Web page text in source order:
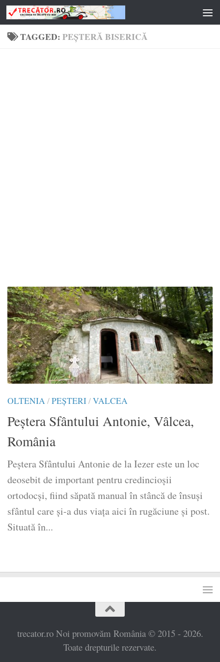
Skip to content
TAGGED:PEȘTERĂ BISERICĂ
OLTENIA/PEȘTERI/VALCEA
Peștera Sfântului Antonie, Vâlcea,
România
Peștera Sfântului Antonie de la Iezer este un loc
deosebit de important pentru credincioșii
ortodocși, fiind săpată manual în stâncă de însuși
sfântul care și-a dus viața aici în rugăciune și post.
Situată în...
trecator.ro Noi promovăm România © 2015 - 2026.
Toate drepturile rezervate.